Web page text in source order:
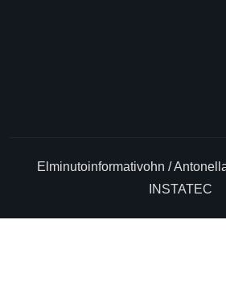
Elminutoinformativohn /